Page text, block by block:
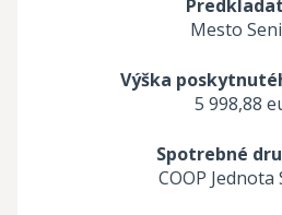
Mesto
Výška
5 998,88
Spotrebné
COOP Jednota